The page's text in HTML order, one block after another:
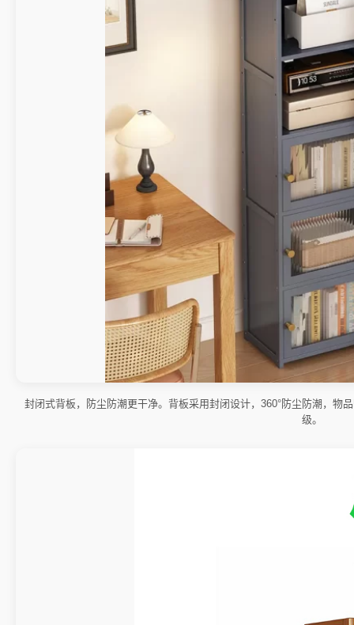
封闭式背板，防尘防潮更干净。背板采用封闭设计，360°防尘防潮，物
级。